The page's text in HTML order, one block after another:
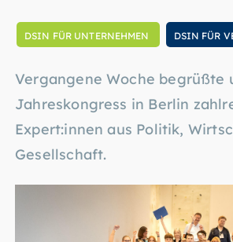
DSIN FÜR UNTERNEHMEN DSIN FÜR
Vergangene Woche begrüßte
Jahreskongress in Berlin
Expert:innen aus Politik,
Gesellschaft.